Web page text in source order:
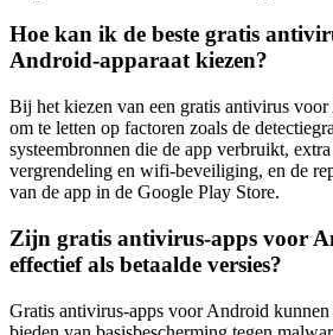
Hoe kan ik de beste gratis
Android-apparaat kiezen?
Bij het kiezen van een gratis antivirus
om te letten op factoren zoals de
systeembronnen die de app verbruikt,
vergrendeling en wifi-beveiliging, en de
van de app in de Google Play Store.
Zijn gratis antivirus-apps voor
effectief als betaalde versies?
Gratis antivirus-apps voor Android